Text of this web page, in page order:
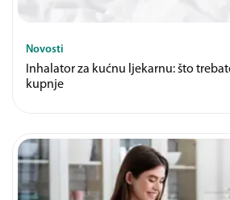
Novosti
Inhalator za kućnu ljekarnu: što
kupnje